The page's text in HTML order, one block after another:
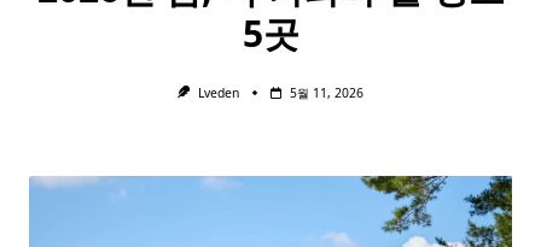
5곳
Lveden 5월 11, 2026